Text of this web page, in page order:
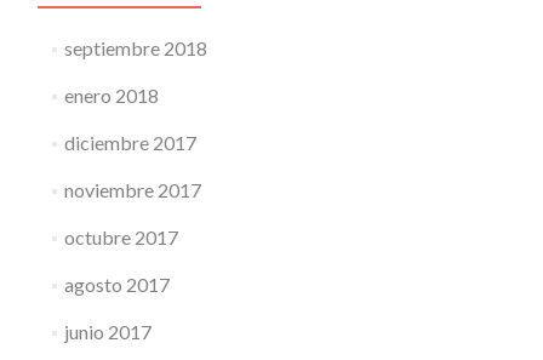
septiembre 2018
enero 2018
diciembre 2017
noviembre 2017
octubre 2017
agosto 2017
junio 2017